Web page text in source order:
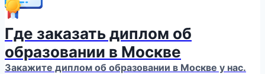
Где заказать диплом об
образовании в Москве
Закажите диплом об образовании в Москве у нас.